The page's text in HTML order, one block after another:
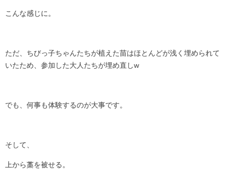
こんな感じに。
ただ、ちびっ子ちゃんたちが植えた苗はほとんどが浅く埋められて
いたため、参加した大人たちが埋め直しw
でも、何事も体験するのが大事です。
そして、
上から藁を被せる。